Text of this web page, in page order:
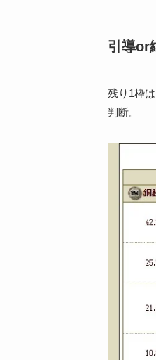
引導or
残り1枠
判断。